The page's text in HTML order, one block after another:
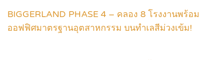
BIGGERLAND PHASE 4 – คลอง 8 โรงงานพร้อม
ออฟฟิศมาตรฐานอุตสาหกรรม บนทำเลสีม่วงเข้ม!